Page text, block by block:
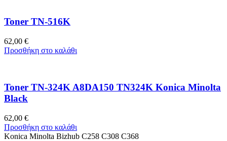
Toner TN-516K
62,00 €
Προσθήκη στο καλάθι
Toner TN-324K A8DA150 TN324K Konica Minolta
Black
62,00 €
Προσθήκη στο καλάθι
Konica Minolta Bizhub C258 C308 C368